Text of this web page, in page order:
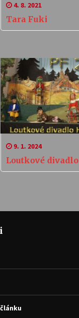
4. 8. 2021
Tara Fuki
9. 1. 2024
Loutkové divadlo